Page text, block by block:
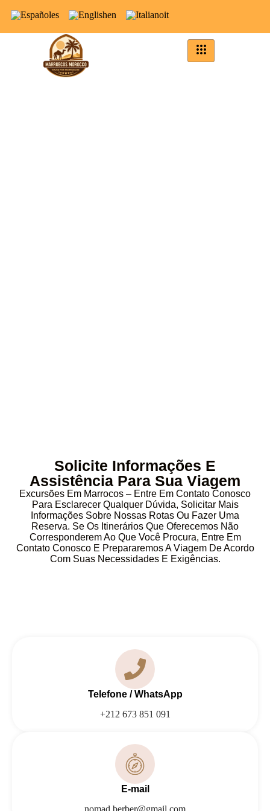
es en it
Solicite Informações E
Assistência Para Sua Viagem
Excursões Em Marrocos – Entre Em Contato Conosco
Para Esclarecer Qualquer Dúvida, Solicitar Mais
Informações Sobre Nossas Rotas Ou Fazer Uma
Reserva. Se Os Itinerários Que Oferecemos Não
Corresponderem Ao Que Você Procura, Entre Em
Contato Conosco E Prepararemos A Viagem De Acordo
Com Suas Necessidades E Exigências.
Telefone / WhatsApp
+212 673 851 091
E-mail
nomad.berber@gmail.com